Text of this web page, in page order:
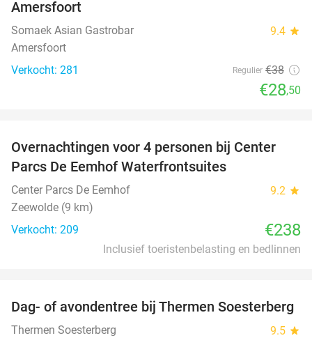
Amersfoort
Somaek Asian Gastrobar 9.4 star
Amersfoort
Verkocht: 281
Regulier €38
€28,50
Overnachtingen voor 4 personen bij Center
Parcs De Eemhof Waterfrontsuites
Center Parcs De Eemhof 9.2 star
Zeewolde (9 km)
Verkocht: 209
€238
Inclusief toeristenbelasting en bedlinnen
29%
Dag- of avondentree bij Thermen Soesterberg
Thermen Soesterberg 9.5 star